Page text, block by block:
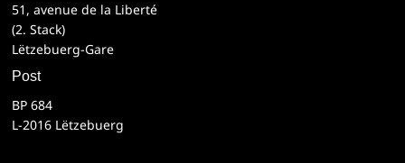
51, avenue de la Liberté
(2. Stack)
Lëtzebuerg-Gare
Post
BP 684
L-2016 Lëtzebuerg